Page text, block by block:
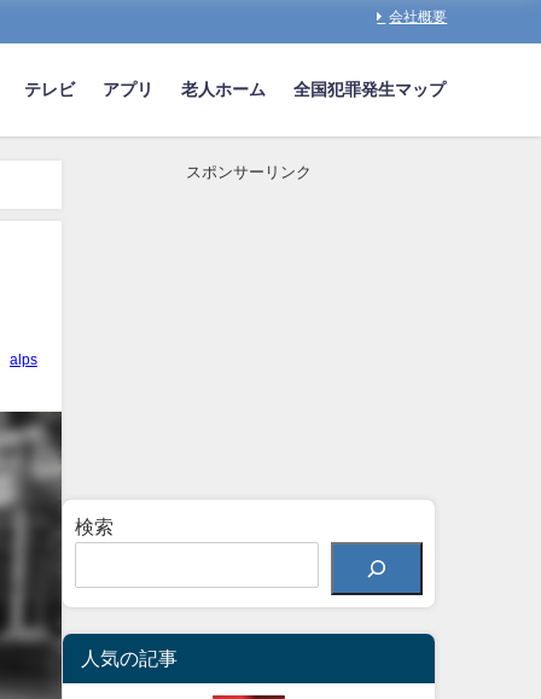
会社概要
テレビ アプリ 老人ホーム 全国犯罪発生マップ
alps
スポンサーリンク
検索
人気の記事